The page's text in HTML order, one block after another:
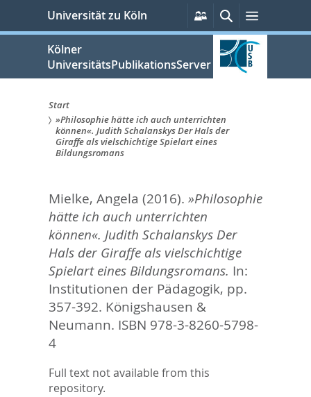
springen
Universität zu Köln
Persönliche
Services
SucheMenü
Kölner
UniversitätsPublikationsServer
Sie
sind
Start
»Philosophie hätte ich auch unterrichten
können«. Judith Schalanskys Der Hals der
Giraffe als vielschichtige Spielart eines
Bildungsromans
Mielke, Angela (2016). »Philosophie
hätte ich auch unterrichten
können«. Judith Schalanskys Der
Hals der Giraffe als vielschichtige
Spielart eines Bildungsromans. In:
Institutionen der Pädagogik, pp.
357-392. Königshausen &
Neumann. ISBN 978-3-8260-5798-
4
Full text not available from this
repository.